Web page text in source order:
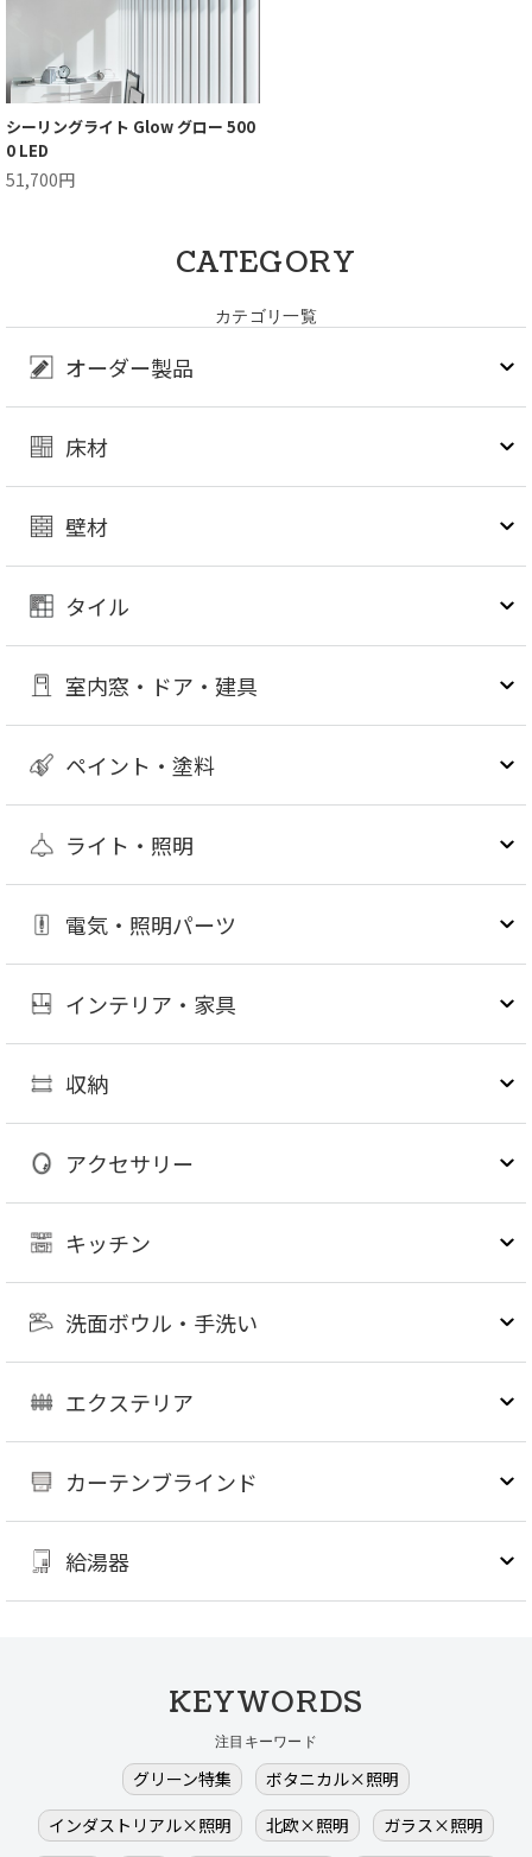
シーリングライト Glow グロー 500
0 LED
51,700円
CATEGORY
カテゴリ一覧
オーダー製品
床材
壁材
タイル
室内窓・ドア・建具
ペイント・塗料
ライト・照明
電気・照明パーツ
インテリア・家具
収納
アクセサリー
キッチン
洗面ボウル・手洗い
エクステリア
カーテンブラインド
給湯器
KEYWORDS
注目キーワード
グリーン特集
ボタニカル×照明
インダストリアル×照明
北欧×照明
ガラス×照明